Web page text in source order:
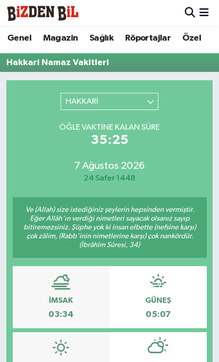
Genel Magazin Sağlık Röportajlar Özel
Hakkari Namaz Vakitleri
HAKKARİ
ÖĞLE VAKTINE KALAN SÜRE
35:25
7 Ağustos 2026
24 Safer 1448
Ve (Allah) size istediğiniz şeylerin hepsinden vermiştir.
Eğer Allâh'ın verdiği nimetleri sayacak olsanız sayıp
bitiremezsiniz. Şüphe yok ki insan elbette (nefsine karşı)
çok zâlim, (Rabb'inin nimetlerine karşı) çok nankördür.
(İbrâhîm Sûresi, 34)
İMSAK
03:34
GÜNEŞ
05:07
Hava Durumu
Trafik Durumu
Tüm Manşetler
Son Dakika Haberleri